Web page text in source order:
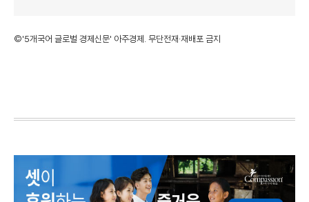
©'5개국어 글로벌 경제신문' 아주경제. 무단전재·재배포 금지